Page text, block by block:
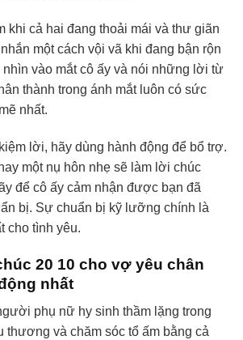
khi cả hai đang thoải mái và thư giãn
một cách vội vã khi đang bận rộn
vào mắt cô ấy và nói những lời từ
thành trong ánh mắt luôn có sức
nhất.
lời, hãy dùng hành động để bổ trợ.
một nụ hôn nhẹ sẽ làm lời chúc
để cô ấy cảm nhận được bạn đã
bị. Sự chuẩn bị kỹ lưỡng chính là
cho tình yêu.
20 10 cho vợ yêu chân
nhất
phụ nữ hy sinh thầm lặng trong
thương và chăm sóc tổ ấm bằng cả